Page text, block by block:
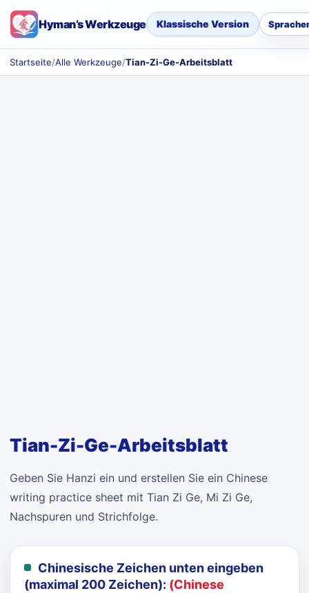
Hyman’s Werkzeuge Klassische Version
Startseite/Alle Werkzeuge/Tian-Zi-Ge-Arbeitsblatt
Tian-Zi-Ge-Arbeitsblatt
Geben Sie Hanzi ein und erstellen Sie ein Chinese
writing practice sheet mit Tian Zi Ge, Mi Zi Ge,
Nachspuren und Strichfolge.
Chinesische Zeichen unten eingeben
(maximal 200 Zeichen): (Chinese